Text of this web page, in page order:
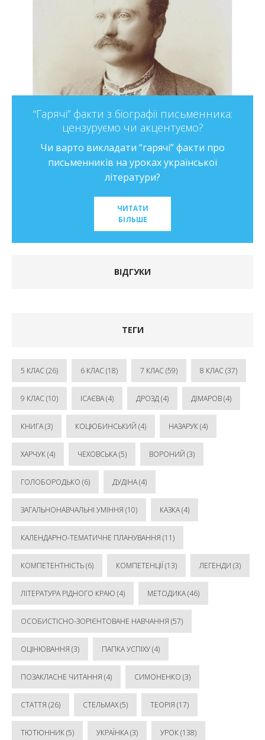
“Гарячі” факти з біографії письменника:
цензуруємо чи акцентуємо?
Чи варто викладати “гарячі” факти про
письменників на уроках української
літератури?
ЧИТАТИ
БІЛЬШЕ
ВІДГУКИ
ТЕГИ
5 КЛАС(26) 6 КЛАС(18) 7 КЛАС(59) 8 КЛАС(37)
9 КЛАС(10) ІСАЄВА(4) ДРОЗД(4) ДІМАРОВ(4)
КНИГА(3) КОЦЮБИНСЬКИЙ (4) НАЗАРУК(4)
ХАРЧУК(4) ЧЕХОВСЬКА(5) ВОРОНИЙ (3)
ГОЛОБОРОДЬКО (6) ДУДІНА(4)
ЗАГАЛЬНОНАВЧАЛЬНІ УМІННЯ (10) КАЗКА(4)
КАЛЕНДАРНО-ТЕМАТИЧНЕ ПЛАНУВАННЯ (11)
КОМПЕТЕНТНІСТЬ(6) КОМПЕТЕНЦІЇ (13) ЛЕГЕНДИ (3)
ЛІТЕРАТУРА РІДНОГО КРАЮ (4) МЕТОДИКА(46)
ОСОБИСТІСНО-ЗОРІЄНТОВАНЕ НАВЧАННЯ (57)
ОЦІНЮВАННЯ (3) ПАПКА УСПІХУ(4)
ПОЗАКЛАСНЕ ЧИТАННЯ (4) СИМОНЕНКО (3)
СТАТТЯ (26) СТЕЛЬМАХ(5) ТЕОРІЯ (17)
ТЮТЮННИК(5) УКРАЇНКА(3) УРОК(138)